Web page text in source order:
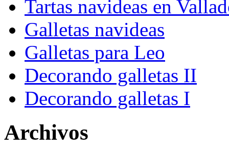
Tartas navideas en
Galletas navideas
Galletas para Leo
Decorando galletas II
Decorando galletas I
Archivos